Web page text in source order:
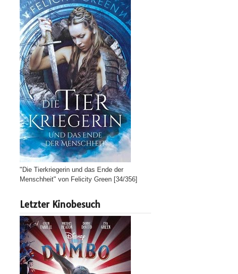
"Die Tierkriegerin und das Ende der
Menschheit" von Felicity Green [34/356]
Letzter Kinobesuch